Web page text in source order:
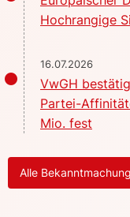
Hochrangige
16.07.2026
VwGH
Partei-
Mio. fest
Alle